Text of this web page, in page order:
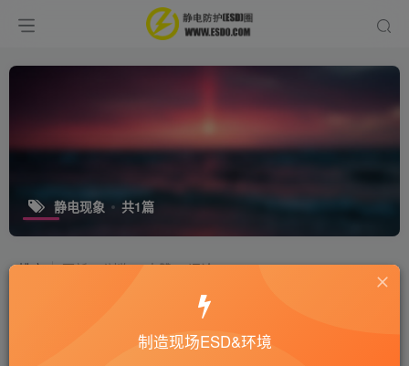
静电现象 共1篇
排序 更新 浏览 点赞 评论
猫狗偶遇静电，会擦出怎样的“火花”
行业新闻
制造现场ESD&环境